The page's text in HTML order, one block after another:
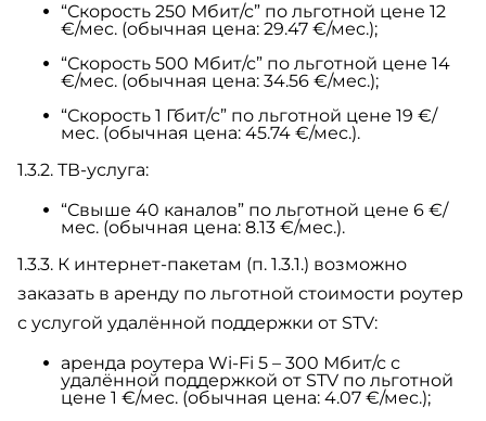
“Скорость 250 Мбит/с” по льготной цене 12
€/мес. (обычная цена: 29.47 €/мес.);
“Скорость 500 Мбит/с” по льготной цене 14
€/мес. (обычная цена: 34.56 €/мес.);
“Скорость 1 Гбит/с” по льготной цене 19 €/
мес. (обычная цена: 45.74 €/мес.).
1.3.2. ТВ-услуга:
“Свыше 40 каналов” по льготной цене 6 €/
мес. (обычная цена: 8.13 €/мес.).
1.3.3. К интернет-пакетам (п. 1.3.1.) возможно
заказать в аренду по льготной стоимости роутер
с услугой удалённой поддержки от STV:
аренда роутера Wi-Fi 5 – 300 Мбит/с с
удалённой поддержкой от STV по льготной
цене 1 €/мес. (обычная цена: 4.07 €/мес.);